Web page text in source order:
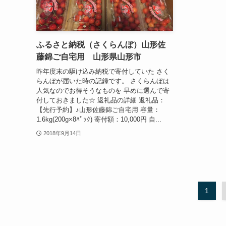
ふるさと納税（さくらんぼ）山形佐
藤錦ご自宅用 山形県山形市
昨年度末の駆け込み納税で寄付していた さく
らんぼが届いた時の記録です。 さくらんぼは
人気なのでお得そうなものを 早めに選んで寄
付しておきました☆ 返礼品の詳細 返礼品：
【先行予約】♪山形佐藤錦ご自宅用 容量：
1.6kg(200g×8ﾊﾟｯｸ) 寄付額：10,000円 自...
2018年9月14日
1